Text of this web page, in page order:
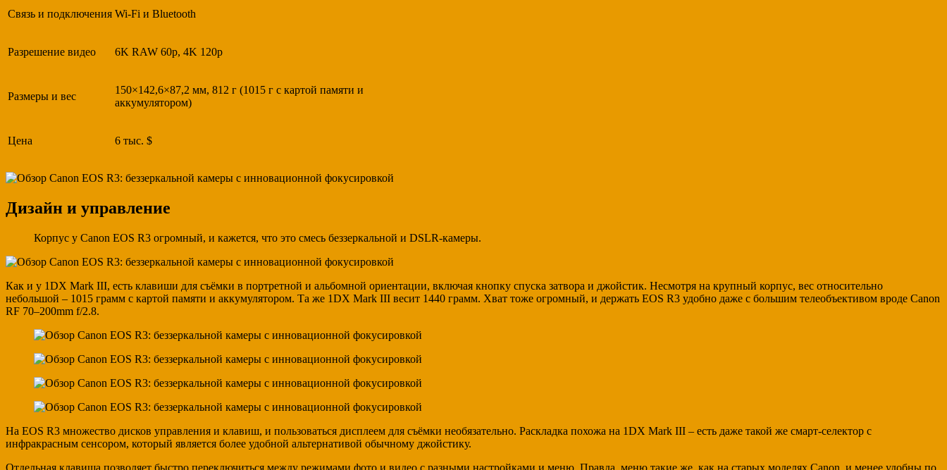
Связь и подключения Wi-Fi и Bluetooth
Разрешение видео 6K RAW 60p, 4K 120p
Размеры и вес
150×142,6×87,2 мм, 812 г (1015 г с картой памяти и
аккумулятором)
Цена 6 тыс. $
Дизайн и управление
Корпус у Canon EOS R3 огромный, и кажется, что это смесь беззеркальной и DSLR-камеры.
Как и у 1DX Mark III, есть клавиши для съёмки в портретной и альбомной ориентации, включая кнопку спуска затвора и джойстик. Несмотря на крупный корпус, вес относительно
небольшой – 1015 грамм с картой памяти и аккумулятором. Та же 1DX Mark III весит 1440 грамм. Хват тоже огромный, и держать EOS R3 удобно даже с большим телеобъективом вроде Canon
RF 70–200mm f/2.8.
На EOS R3 множество дисков управления и клавиш, и пользоваться дисплеем для съёмки необязательно. Раскладка похожа на 1DX Mark III – есть даже такой же смарт-селектор с
инфракрасным сенсором, который является более удобной альтернативой обычному джойстику.
Отдельная клавиша позволяет быстро переключиться между режимами фото и видео с разными настройками и меню. Правда, меню такие же, как на старых моделях Canon, и менее удобны по